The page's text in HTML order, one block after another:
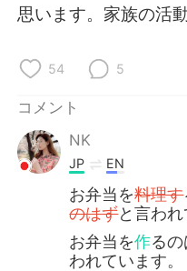
العربية
Deutsch
Русский
Indonesia
Türkçe
Português
思います。家族の活
54 5
コメント
NK
JP EN
お弁当を料理す
のはずと言われ
お弁当を作る
われています。